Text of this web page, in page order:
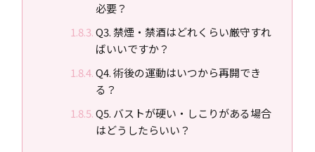
必要？
Q3. 禁煙・禁酒はどれくらい厳守すれ
ばいいですか？
Q4. 術後の運動はいつから再開でき
る？
Q5. バストが硬い・しこりがある場合
はどうしたらいい？